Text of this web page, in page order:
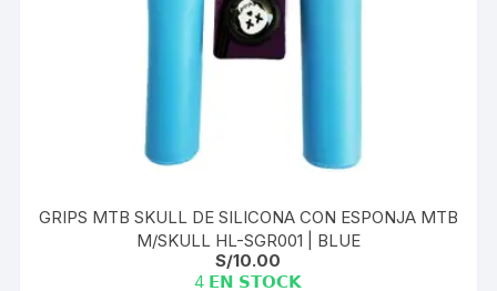
GRIPS MTB SKULL DE SILICONA CON ESPONJA MTB
M/SKULL HL-SGR001 | BLUE
S/10.00
4 𝗘𝗡 𝗦𝗧𝗢𝗖𝗞